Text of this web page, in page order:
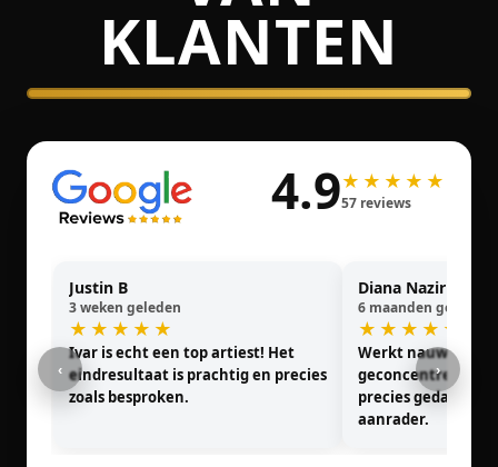
KLANTEN
4.9★★★★★
57 reviews
‹ ›
Justin B
3 weken geleden
★★★★★
Ivar is echt een top artiest! Het
eindresultaat is prachtig en precies
zoals besproken.
Diana Nazir
6 maanden geleden
★★★★★
Werkt nauwkeurig
geconcentreerd.
precies gedaan.
aanrader.